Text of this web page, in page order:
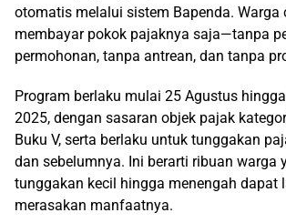
otomatis melalui sistem Bapenda. Warga
membayar pokok pajaknya saja—tanpa
permohonan, tanpa antrean, dan tanpa
Program berlaku mulai 25 Agustus
2025, dengan sasaran objek pajak
Buku V, serta berlaku untuk tunggakan
dan sebelumnya. Ini berarti ribuan warga
tunggakan kecil hingga menengah dapat
merasakan manfaatnya.